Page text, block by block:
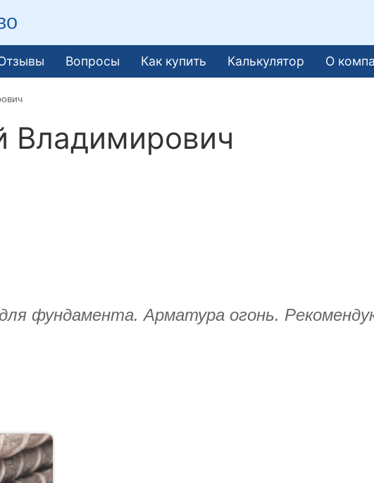
Вопросы Как купить Калькулятор О
Владимирович
фундамента. Арматура огонь.